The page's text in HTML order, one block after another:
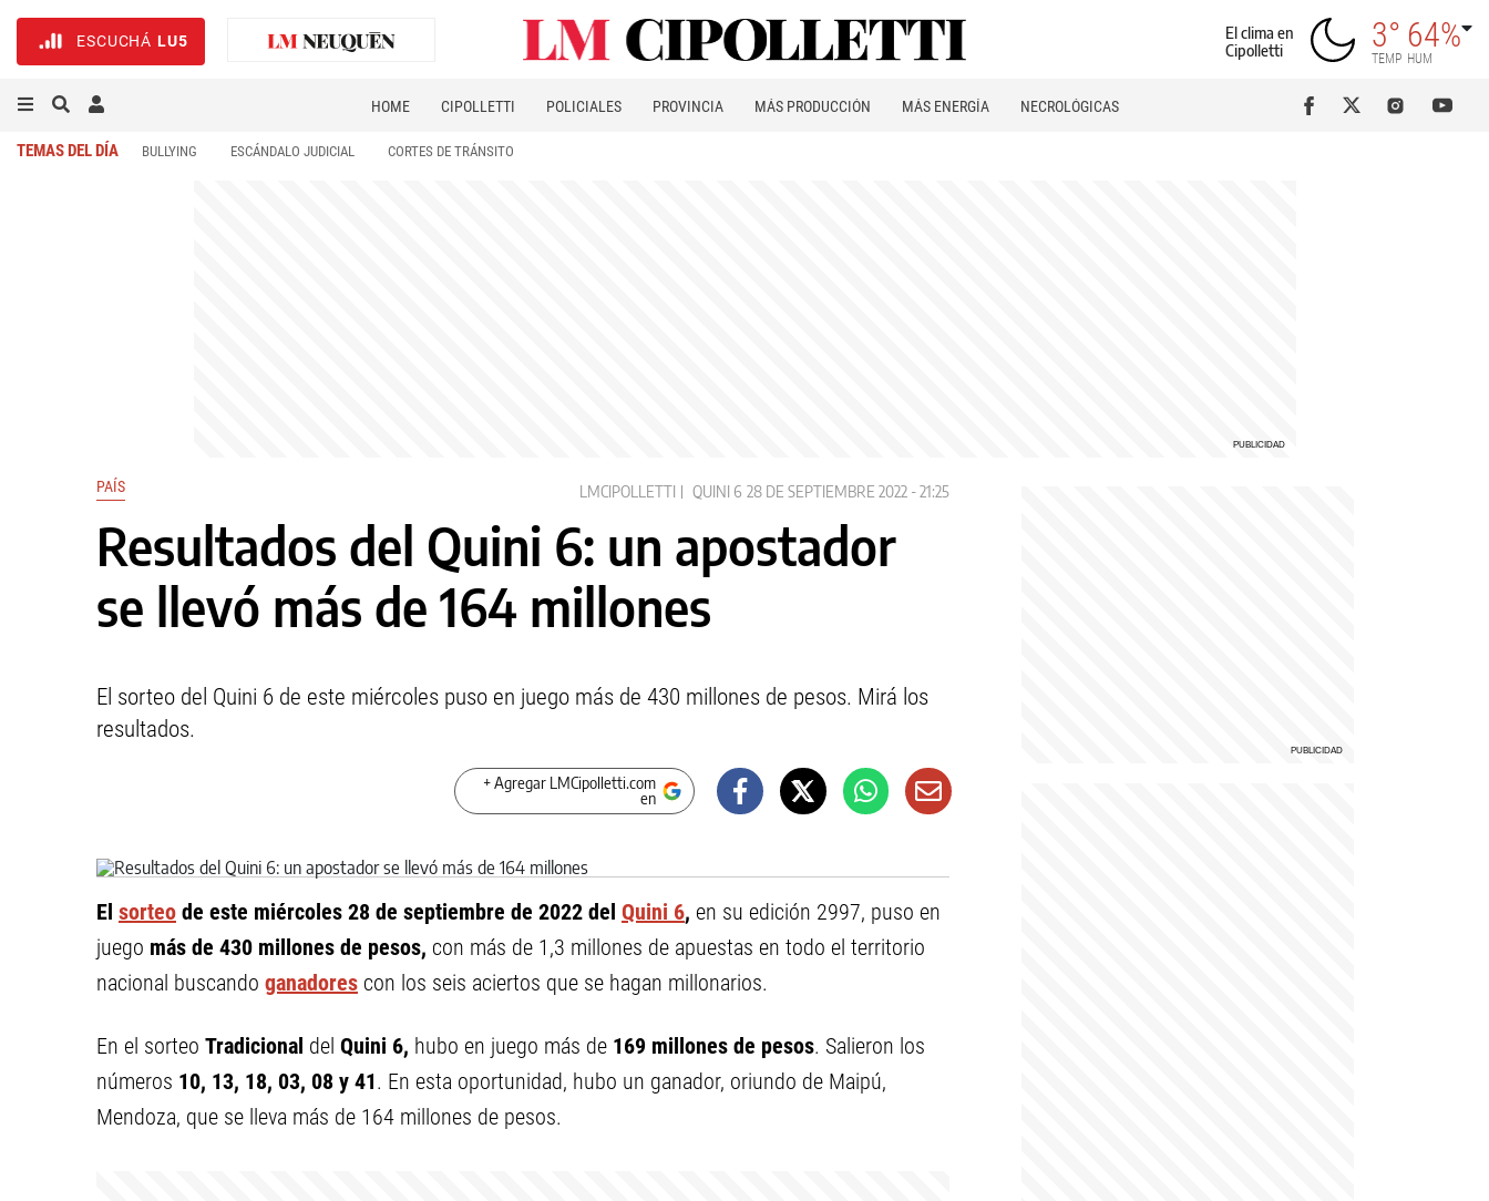
ESCUCHÁ LU5
El clima en
Cipolletti
3°
TEMP
64%
HUM
HOME CIPOLLETTI POLICIALES PROVINCIA MÁS PRODUCCIÓN MÁS ENERGÍA NECROLÓGICAS
TEMAS DEL DÍA BULLYING ESCÁNDALO JUDICIAL CORTES DE TRÁNSITO
PAÍS LMCIPOLLETTI QUINI 6 28 DE SEPTIEMBRE 2022 - 21:25
Resultados del Quini 6: un apostador
se llevó más de 164 millones
El sorteo del Quini 6 de este miércoles puso en juego más de 430 millones de pesos. Mirá los
resultados.
+ Agregar LMCipolletti.com
en
El sorteo de este miércoles 28 de septiembre de 2022 del Quini 6, en su edición 2997, puso en
juego más de 430 millones de pesos, con más de 1,3 millones de apuestas en todo el territorio
nacional buscando ganadores con los seis aciertos que se hagan millonarios.
En el sorteo Tradicional del Quini 6, hubo en juego más de 169 millones de pesos. Salieron los
números 10, 13, 18, 03, 08 y 41. En esta oportunidad, hubo un ganador, oriundo de Maipú,
Mendoza, que se lleva más de 164 millones de pesos.